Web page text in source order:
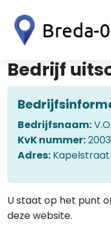
Bedrijf
Bedrijfsnaam:
KvK nummer:
Adres: Kapelstraat
U staat op het punt
deze website.